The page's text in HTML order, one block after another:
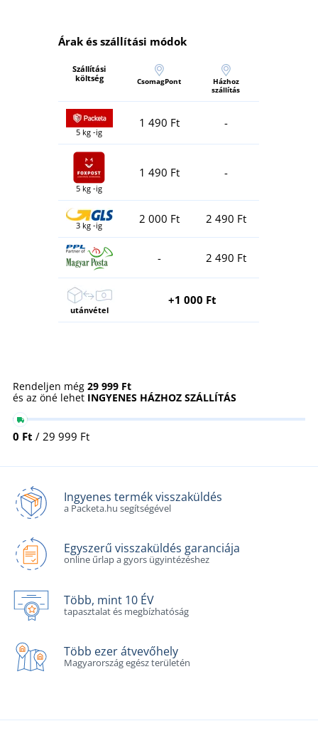
Árak és szállítási módok
Szállítási
költség
CsomagPont
Házhoz
szállítás
5 kg -ig
1 490 Ft -
5 kg -ig
1 490 Ft -
3 kg -ig 2 000 Ft 2 490 Ft
- 2 490 Ft
utánvétel
+1 000 Ft
Rendeljen még 29 999 Ft
és az öné lehet INGYENES HÁZHOZ SZÁLLÍTÁS
0 Ft / 29 999 Ft
Ingyenes termék visszaküldés
a Packeta.hu segítségével
Egyszerű visszaküldés garanciája
online űrlap a gyors ügyintézéshez
Több, mint 10 ÉV
tapasztalat és megbízhatóság
Több ezer átvevőhely
Magyarország egész területén